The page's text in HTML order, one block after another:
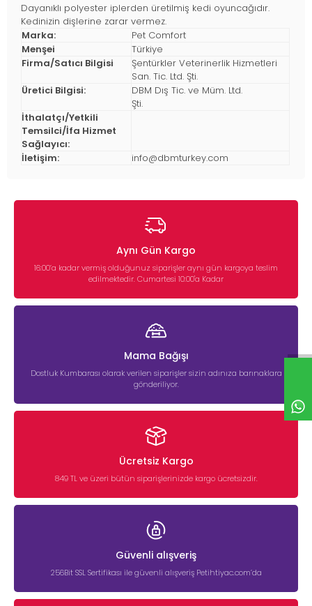
Dayanıklı polyester iplerden üretilmiş kedi oyuncağıdır.
Kedinizin dişlerine zarar vermez.
Marka:
Pet Comfort
Menşei
Türkiye
Firma/Satıcı Bilgisi
Şentürkler Veterinerlik Hizmetleri
San. Tic. Ltd. Şti.
Üretici Bilgisi:
DBM Dış Tic. ve Müm. Ltd.
Şti.
İthalatçı/Yetkili
Temsilci/İfa Hizmet
Sağlayıcı:
İletişim:
info@dbmturkey.com
Aynı Gün Kargo
16:00’a kadar vermiş olduğunuz siparişler aynı gün kargoya teslim
edilmektedir. Cumartesi 10:00'a Kadar
Mama Bağışı
Dostluk Kumbarası olarak verilen siparişler sizin adınıza barınaklara
gönderiliyor.
Ücretsiz Kargo
849 TL ve üzeri bütün siparişlerinizde kargo ücretsizdir.
Güvenli alışveriş
256Bit SSL Sertifikası ile güvenli alışveriş Petihtiyac.com’da